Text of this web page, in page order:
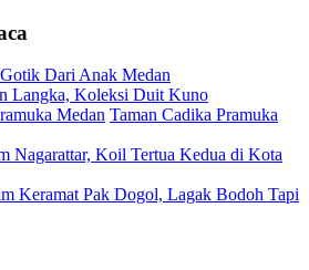
Dari Anak Medan
Langka, Koleksi Duit Kuno
Taman Cadika Pramuka
Nagarattar, Koil Tertua Kedua di Kota
Keramat Pak Dogol, Lagak Bodoh Tapi